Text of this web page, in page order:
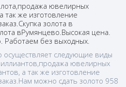
ювелирных
так же изготовление
золота в
вРумянцево.Высокая цена.
Работаем без выходных.
осуществляет следующие виды
ювелирных
а так же изготовление
можно сдать золото 958